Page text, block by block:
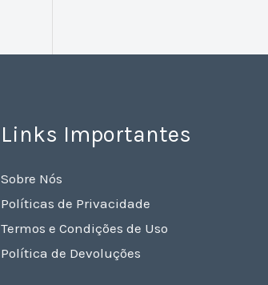
Links Importantes
Sobre Nós
Políticas de Privacidade
Termos e Condições de Uso
Política de Devoluções